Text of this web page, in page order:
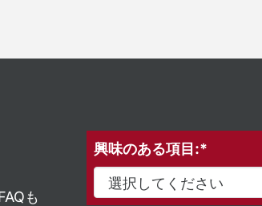
も
興味のある項目:*